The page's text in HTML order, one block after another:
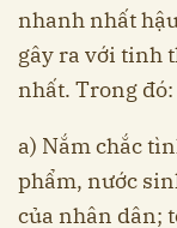
nhanh nhất
gây ra với tinh
nhất. Trong đó:
a) Nắm chắc
phẩm, nước
của nhân dân;